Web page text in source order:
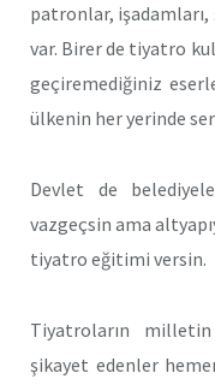
patronlar,
var. Birer de tiyatro
geçiremediğiniz
ülkenin her yerinde
Devlet de
vazgeçsin ama
tiyatro eğitimi versin.
Tiyatroların milletin
şikayet edenler